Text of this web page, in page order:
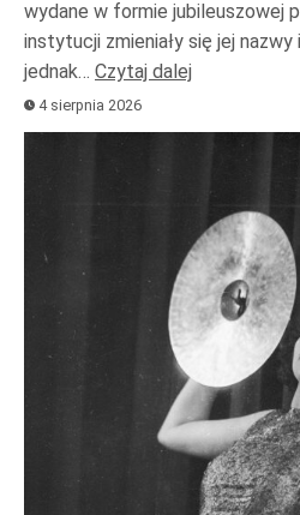
wydane w formie jubileuszowej
instytucji zmieniały się jej
jednak… Czytaj dalej
4 sierpnia 2026